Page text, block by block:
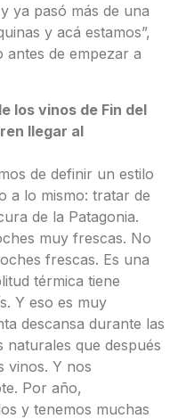
ya pasó más de una
y acá estamos”,
de empezar a
los vinos de Fin del
llegar al
de definir un estilo
a lo mismo: tratar de
de la Patagonia.
muy frescas. No
frescas. Es una
térmica tiene
Y eso es muy
descansa durante las
que después
vinos. Y nos
Por año,
y tenemos muchas